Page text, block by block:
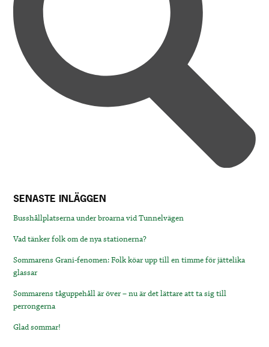
SENASTE INLÄGGEN
Busshållplatserna under broarna vid Tunnelvägen
Vad tänker folk om de nya stationerna?
Sommarens Grani-fenomen: Folk köar upp till en timme för jättelika
glassar
Sommarens tåguppehåll är över – nu är det lättare att ta sig till
perrongerna
Glad sommar!